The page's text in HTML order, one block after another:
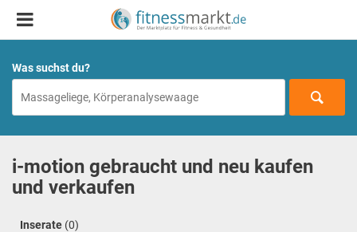
Was suchst du?
i-motion gebraucht und neu kaufen
und verkaufen
Inserate (0)